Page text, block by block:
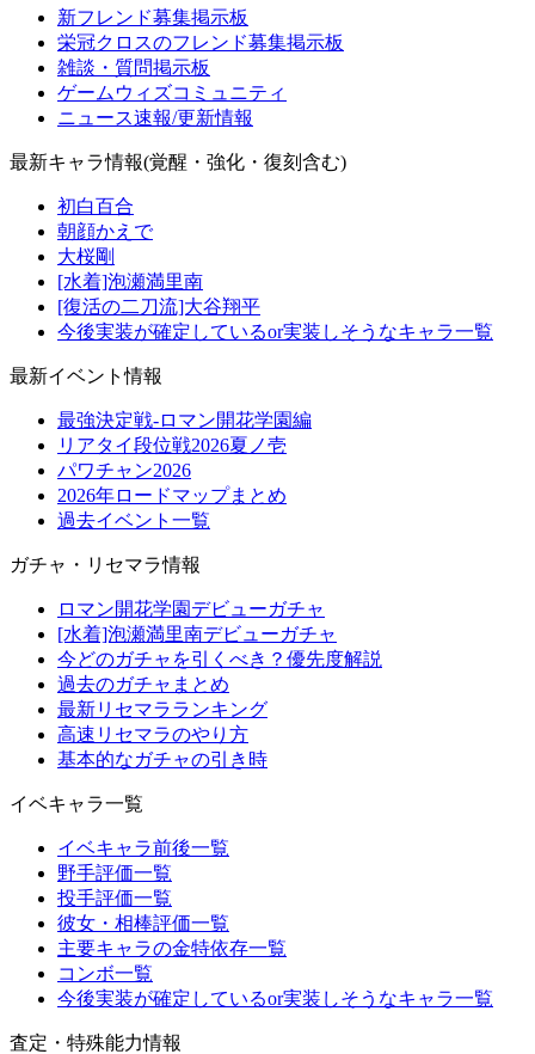
新フレンド募集掲示板
栄冠クロスのフレンド募集掲示板
雑談・質問掲示板
ゲームウィズコミュニティ
ニュース速報/更新情報
最新キャラ情報(覚醒・強化・復刻含む)
初白百合
朝顔かえで
大桜剛
[水着]泡瀬満里南
[復活の二刀流]大谷翔平
今後実装が確定しているor実装しそうなキャラ一覧
最新イベント情報
最強決定戦-ロマン開花学園編
リアタイ段位戦2026夏ノ壱
パワチャン2026
2026年ロードマップまとめ
過去イベント一覧
ガチャ・リセマラ情報
ロマン開花学園デビューガチャ
[水着]泡瀬満里南デビューガチャ
今どのガチャを引くべき？優先度解説
過去のガチャまとめ
最新リセマラランキング
高速リセマラのやり方
基本的なガチャの引き時
イベキャラ一覧
イベキャラ前後一覧
野手評価一覧
投手評価一覧
彼女・相棒評価一覧
主要キャラの金特依存一覧
コンボ一覧
今後実装が確定しているor実装しそうなキャラ一覧
査定・特殊能力情報